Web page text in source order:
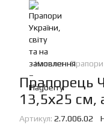
Каталог Прапори
Прапорець
13,5х25 см,
Артикул: 2.7.006.02